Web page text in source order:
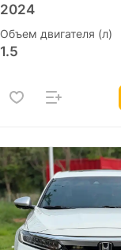
2024
Объем двигателя (л)
1.5